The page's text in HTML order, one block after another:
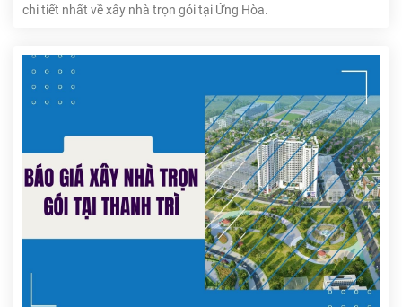
chi tiết nhất về xây nhà trọn gói tại Ứng Hòa.